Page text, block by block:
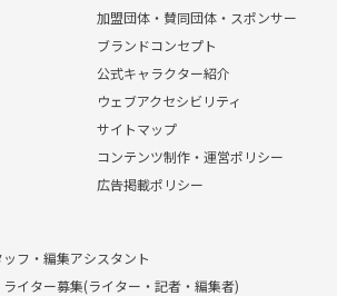
加盟団体・賛同団体・スポンサー
ブランドコンセプト
公式キャラクター紹介
ウェブアクセシビリティ
サイトマップ
コンテンツ制作・運営ポリシー
広告掲載ポリシー
ッフ・編集アシスタント
ライター募集(ライター・記者・編集者)